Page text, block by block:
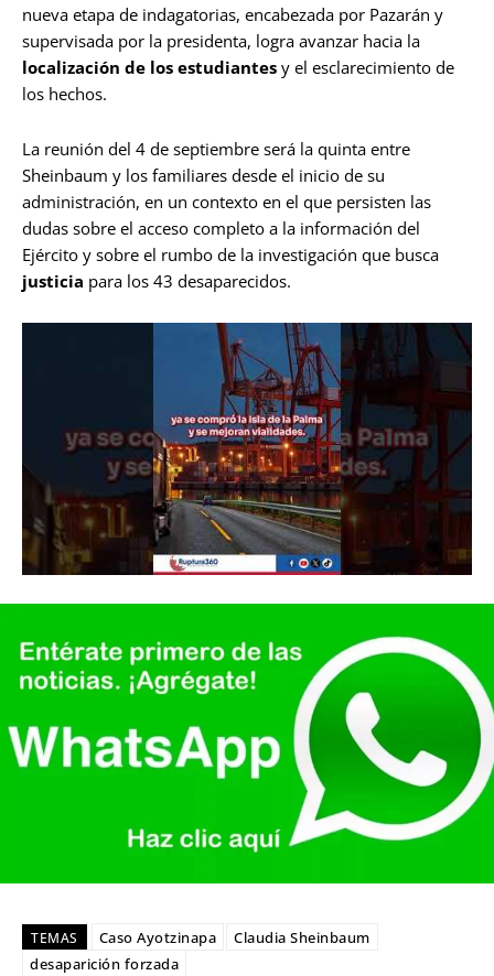
nueva etapa de indagatorias, encabezada por Pazarán y
supervisada por la presidenta, logra avanzar hacia la
localización de los estudiantes y el esclarecimiento de
los hechos.
La reunión del 4 de septiembre será la quinta entre
Sheinbaum y los familiares desde el inicio de su
administración, en un contexto en el que persisten las
dudas sobre el acceso completo a la información del
Ejército y sobre el rumbo de la investigación que busca
justicia para los 43 desaparecidos.
TEMAS Caso Ayotzinapa
Claudia Sheinbaum
desaparición forzada